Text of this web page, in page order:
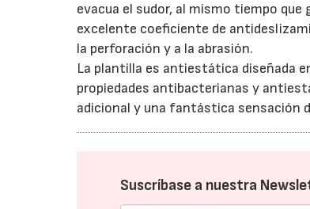
evacua el sudor, al mismo tiempo
excelente coeficiente de
la perforación y a la abrasión.
La plantilla es antiestática diseñada
propiedades antibacterianas y
adicional y una fantástica sensación
Suscríbase a nuestra